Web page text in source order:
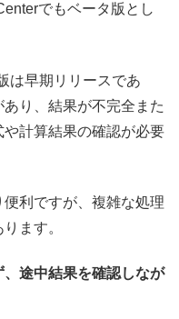
でもベータ版とし
は早期リリースであ
り、結果が不完全また
計算結果の確認が必要
利ですが、複雑な処理
ます。
途中結果を確認しなが